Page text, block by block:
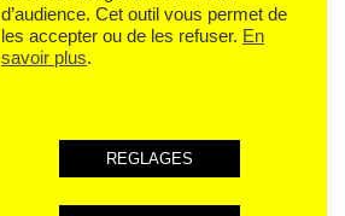
d’audience. Cet outil vous permet de
les accepter ou de les refuser. En
savoir plus.
REGLAGES